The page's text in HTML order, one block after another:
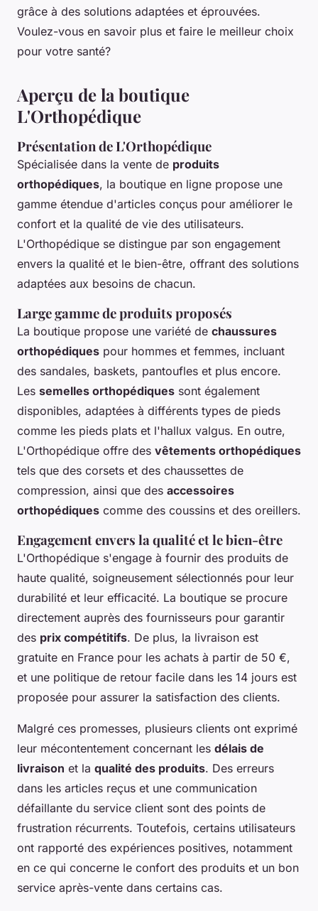
grâce à des solutions adaptées et éprouvées.
Voulez-vous en savoir plus et faire le meilleur choix
pour votre santé?
Aperçu de la boutique
L'Orthopédique
Présentation de L'Orthopédique
Spécialisée dans la vente de produits
orthopédiques, la boutique en ligne propose une
gamme étendue d'articles conçus pour améliorer le
confort et la qualité de vie des utilisateurs.
L'Orthopédique se distingue par son engagement
envers la qualité et le bien-être, offrant des solutions
adaptées aux besoins de chacun.
Large gamme de produits proposés
La boutique propose une variété de chaussures
orthopédiques pour hommes et femmes, incluant
des sandales, baskets, pantoufles et plus encore.
Les semelles orthopédiques sont également
disponibles, adaptées à différents types de pieds
comme les pieds plats et l'hallux valgus. En outre,
L'Orthopédique offre des vêtements orthopédiques
tels que des corsets et des chaussettes de
compression, ainsi que des accessoires
orthopédiques comme des coussins et des oreillers.
Engagement envers la qualité et le bien-être
L'Orthopédique s'engage à fournir des produits de
haute qualité, soigneusement sélectionnés pour leur
durabilité et leur efficacité. La boutique se procure
directement auprès des fournisseurs pour garantir
des prix compétitifs. De plus, la livraison est
gratuite en France pour les achats à partir de 50 €,
et une politique de retour facile dans les 14 jours est
proposée pour assurer la satisfaction des clients.
Malgré ces promesses, plusieurs clients ont exprimé
leur mécontentement concernant les délais de
livraison et la qualité des produits. Des erreurs
dans les articles reçus et une communication
défaillante du service client sont des points de
frustration récurrents. Toutefois, certains utilisateurs
ont rapporté des expériences positives, notamment
en ce qui concerne le confort des produits et un bon
service après-vente dans certains cas.